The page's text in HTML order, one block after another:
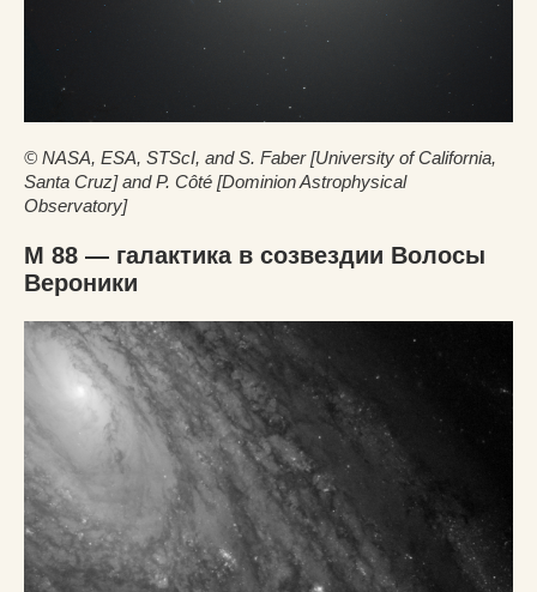
© NASA, ESA, STScI, and S. Faber [University of California,
Santa Cruz] and P. Côté [Dominion Astrophysical
Observatory]
M 88 — галактика в созвездии Волосы
Вероники